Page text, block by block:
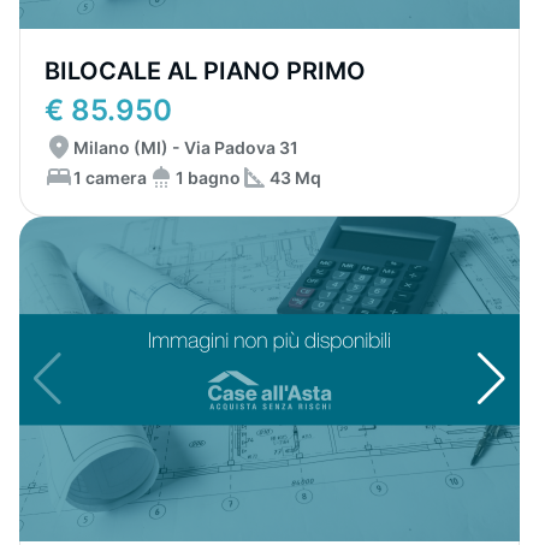
BILOCALE AL PIANO PRIMO
€ 85.950
Milano (MI) - Via Padova 31
1 camera
1 bagno 43 Mq